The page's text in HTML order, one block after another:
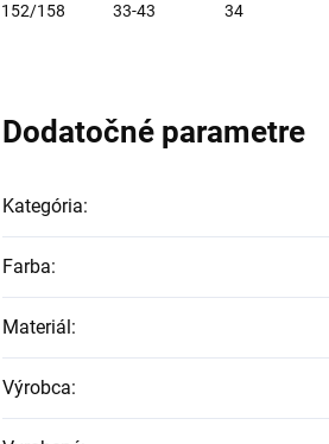
152/158
33-43 34
Dodatočné parametre
Kategória:
Farba:
Materiál:
Výrobca: